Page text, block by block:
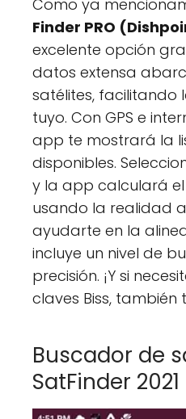
Como ya
Finder PRO
excelente opción
datos extensa
satélites, facilitando
tuyo. Con GPS e
app te mostrará la
disponibles.
y la app calculará
usando la realidad
ayudarte en la
incluye un nivel de
precisión. ¡Y si
claves Biss, también
Buscador de
SatFinder 2021